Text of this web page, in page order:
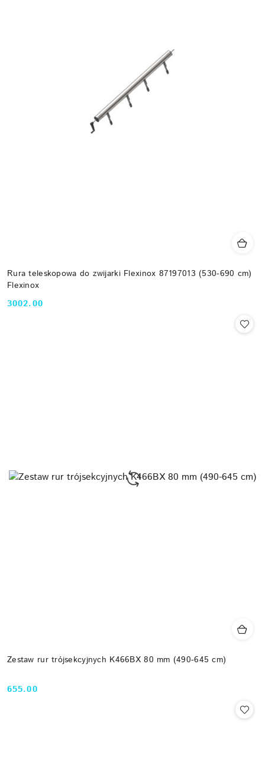
Rura teleskopowa do zwijarki Flexinox 87197013 (530-690 cm)
Flexinox
Cena:
3002.00
Zestaw rur trójsekcyjnych K466BX 80 mm (490-645 cm)
Cena:
655.00